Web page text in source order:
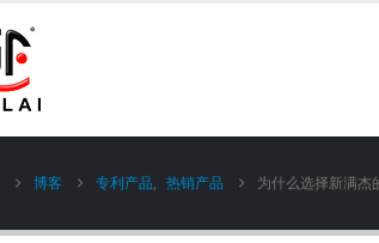
博客 专利产品, 热销产品 为什么选择新满杰